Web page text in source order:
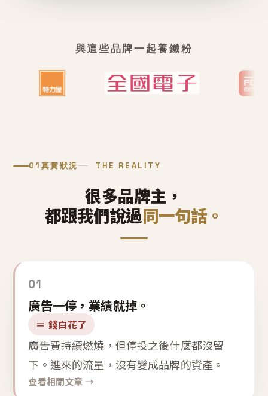
與這些品牌一起養鐵粉
01 真實狀況 THE REALITY
很多品牌主，
都跟我們說過同一句話。
01
廣告一停，業績就掉。
＝ 錢白花了
廣告費持續燃燒，但停投之後什麼都沒留
下。進來的流量，沒有變成品牌的資產。
查看相關文章 →